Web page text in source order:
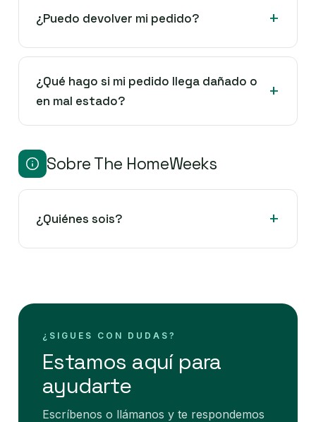
¿Puedo devolver mi pedido?
¿Qué hago si mi pedido llega dañado o
en mal estado?
Sobre The HomeWeeks
¿Quiénes sois?
¿SIGUES CON DUDAS?
Estamos aquí para
ayudarte
Escríbenos o llámanos y te respondemos